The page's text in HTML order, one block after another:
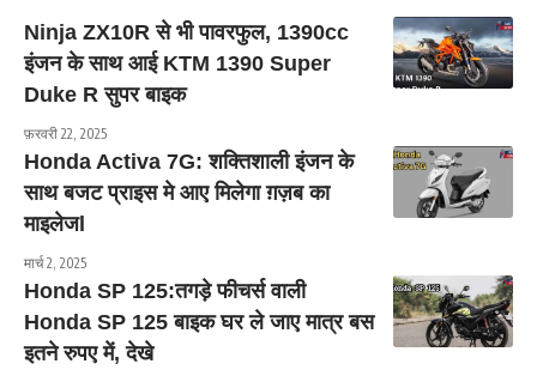
Ninja ZX10R से भी पावरफुल, 1390cc
इंजन के साथ आई KTM 1390 Super
Duke R सुपर बाइक
फ़रवरी 22, 2025
Honda Activa 7G: शक्तिशाली इंजन के
साथ बजट प्राइस मे आए मिलेगा ग़ज़ब का
माइलेजl
मार्च 2, 2025
Honda SP 125:तगड़े फीचर्स वाली
Honda SP 125 बाइक घर ले जाए मात्र बस
इतने रुपए में, देखे